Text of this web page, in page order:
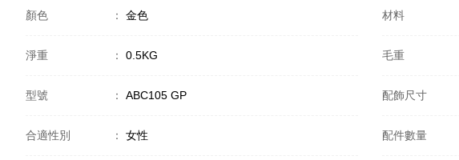
顏色 ： 金色 材料
淨重 ： 0.5KG 毛重
型號 ： ABC105 GP 配飾尺寸
合適性別 ： 女性 配件數量